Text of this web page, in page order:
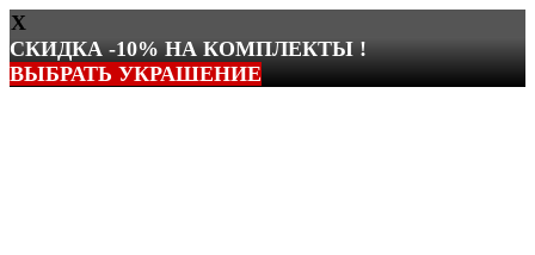
X
СКИДКА -10% НА КОМПЛЕКТЫ !
ВЫБРАТЬ УКРАШЕНИЕ